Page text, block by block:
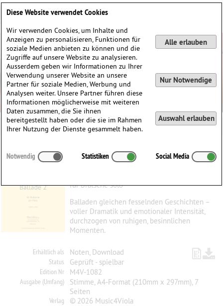
Ballade 2
für Bratsche solo
Balladen gleichen fesselnden Geschichten –
voller Dramatik und emotionaler Intensität,
durchzogen von ruhigen, besinnlichen
Momenten.
Erhältlich als Noten, Download
Status Geprüft - spielbar
Edition Nr M4V-1082
Ausgabe (Umfang)
Stimme, A4-Format (210mm x 297mm), 7
Seiten
Verlag
© 2026 Music4Viola
Diese Website verwendet Cookies
Wir verwenden Cookies, um Inhalte und
Anzeigen zu personalisieren, Funktionen für
soziale Medien anbieten zu können und die
Zugriffe auf unsere Website zu analysieren.
Ausserdem geben wir Informationen zu Ihrer
Verwendung unserer Website an unsere
Partner für soziale Medien, Werbung und
Analysen weiter. Unsere Partner führen diese
Informationen möglicherweise mit weiteren
Daten zusammen, die Sie ihnen
bereitgestellt haben oder die sie im Rahmen
Ihrer Nutzung der Dienste gesammelt haben.
Alle erlauben
Nur Notwendige
Auswahl erlauben
Notwendig Statistiken Social Media